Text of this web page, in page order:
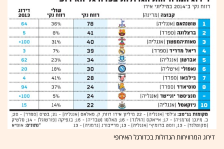
דירוג המרוויחות הגדולות בכדורגל האירופי